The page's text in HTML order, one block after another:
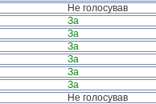
Не голосував
За
За
За
За
За
За
Не голосував